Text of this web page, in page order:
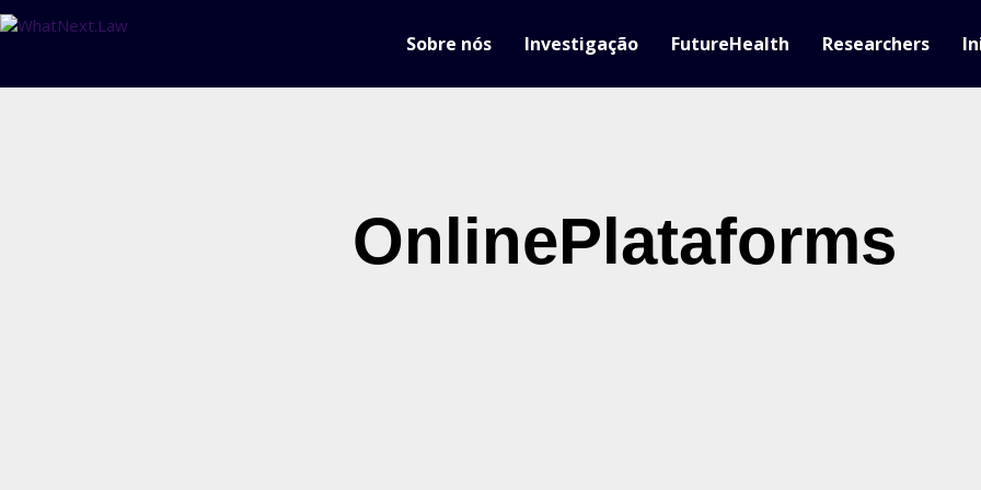
Sobre nós Investigação FutureHealth Researchers
OnlinePlataforms